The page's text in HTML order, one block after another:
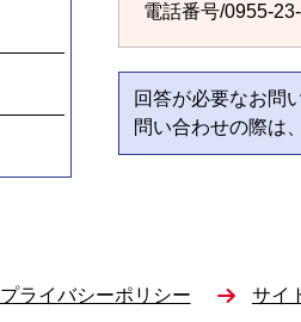
電話番号/0955-
回答が必要なお問
問い合わせの際は
プライバシーポリシー サイ